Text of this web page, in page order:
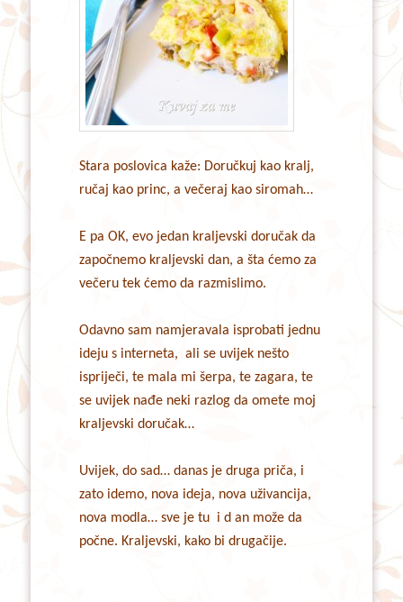
Stara poslovica kaže: Doručkuj kao kralj,
ručaj kao princ, a večeraj kao siromah…
E pa OK, evo jedan kraljevski doručak da
započnemo kraljevski dan, a šta ćemo za
večeru tek ćemo da razmislimo.
Odavno sam namjeravala isprobati jednu
ideju s interneta, ali se uvijek nešto
ispriječi, te mala mi šerpa, te zagara, te
se uvijek nađe neki razlog da omete moj
kraljevski doručak…
Uvijek, do sad… danas je druga priča, i
zato idemo, nova ideja, nova uživancija,
nova modla… sve je tu i d an može da
počne. Kraljevski, kako bi drugačije.